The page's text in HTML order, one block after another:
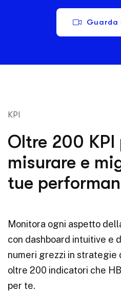
Guarda
KPI
Oltre 200 KPI
misurare e
tue
Monitora ogni aspetto
con dashboard intuitive e
numeri grezzi in strategie
oltre 200 indicatori che
per te.